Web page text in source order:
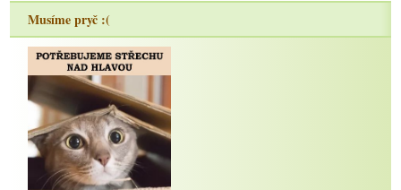
Musíme pryč :(